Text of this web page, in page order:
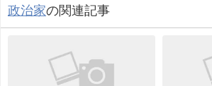
政治家の関連記事